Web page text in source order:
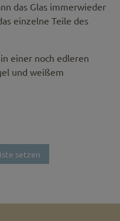
das Glas immerwieder
einzelne Teile des
einer noch edleren
und weißem
setzen